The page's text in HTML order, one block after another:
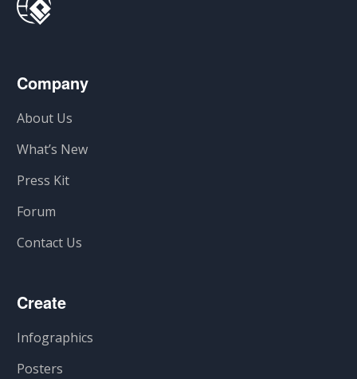
Company
About Us
What’s New
Press Kit
Forum
Contact Us
Create
Infographics
Posters